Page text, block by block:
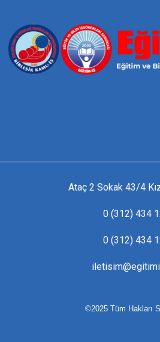
Ataç 2 Sokak 43/4
0 (312) 434
0 (312) 434
©2025 Tüm Hakları